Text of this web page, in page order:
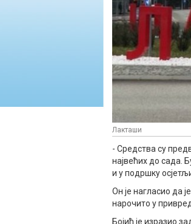
Лакташи
- Средства су
највећих до сада.
и у подршку
Он је нагласио да
нарочито у
Бојић је изразио